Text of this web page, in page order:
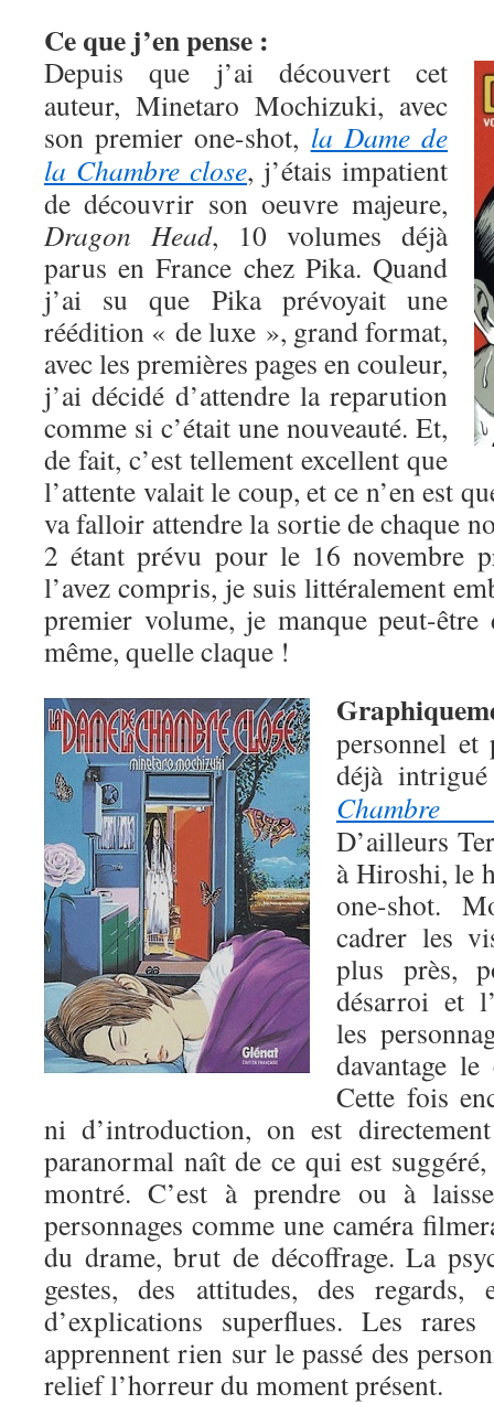
Ce que j’en pense :
Depuis que j’ai découvert cet
auteur, Minetaro Mochizuki, avec
son premier one-shot, la Dame de
la Chambre close, j’étais impatient
de découvrir son oeuvre majeure,
Dragon Head, 10 volumes déjà
parus en France chez Pika. Quand
j’ai su que Pika prévoyait une
réédition « de luxe », grand format,
avec les premières pages en couleur,
j’ai décidé d’attendre la reparution
comme si c’était une nouveauté. Et,
de fait, c’est tellement excellent que
l’attente valait le coup, et ce n’en est
va falloir attendre la sortie de chaque
2 étant prévu pour le 16 novembre
l’avez compris, je suis littéralement
premier volume, je manque peut-
même, quelle claque !
personnel et
déjà
Chambre
D’ailleurs
à Hiroshi, le
one-shot.
cadrer les
plus près,
désarroi et
les
davantage
Cette fois
ni d’introduction, on est
paranormal naît de ce qui est
montré. C’est à prendre ou à
personnages comme une caméra
du drame, brut de décoffrage. La
gestes, des attitudes, des
d’explications superflues. Les
apprennent rien sur le passé des
relief l’horreur du moment présent.